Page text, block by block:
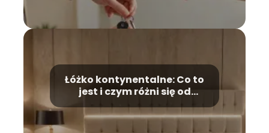
Łóżko kontynentalne: Co to
jest i czym różni się od